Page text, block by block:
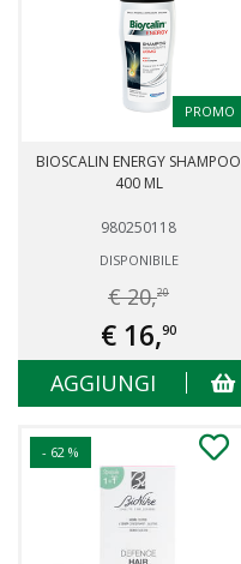
PROMO
BIOSCALIN ENERGY SHAMPOO
400 ML
980250118
DISPONIBILE
€ 20,20
€ 16,90
AGGIUNGI
- 62 %